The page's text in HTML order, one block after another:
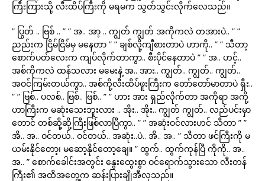
ကြီးကြားသို့ လီးထိပ်ကြီးကို မရမက သွတ်သွင်းလိုက်လေသည်။
” ပြွတ် .. ဗြစ် .. ” ” အ.. အာ့ .. ကျွတ် ကျွတ် အကိုကလဲ တအားပဲ.. ” ”
ညည်းက ငြိမ်ငြိမ်မှ မနေတာ ” ” ချစ်လို့ကျီစားတာပဲ ဟာကို.. ” ” သီတာ့
စောက်ပတ်လေးက ကျပ်လိုက်တာကွာ.. စီးပိုင်နေတာပဲ ” ” အ.. ဟင့်..
အစ်ကိုကလဲ ထန်သလား မမေးနဲ့ အ.. အား.. ကျွတ်.. ကျွတ်.. ကျွတ်..
အဝင်ကြမ်းတယ်ကွာ.. အစ်ကို့လီးထိပ်ဖူးကြီးက တော်တော်မာတာပဲ ရှီး..
” ” ဗြစ်.. ပလစ်.. ဗြစ်.. ဗြစ်.. ” ” ဟား အား ရှည်လိုက်တာ အကိုရာ အကို့
ဟာကြီးက မဆုံးသေးဘူးလား .. အိုး.. အိုး.. ကျွတ် ကျွတ်.. လည်ပင်းမှာ
တောင် တစ်ဆို့ဆို့ကြီးဖြစ်လာပြီကွာ.. ” ” အဆုံးဝင်လားဟင် သီတာ ” ”
အိ.. အ.. ဝင်တယ်.. ဝင်တယ်.. အဆုံး..ပဲ.. အိ.. အ.. ” သီတာ ဖင်ကြီးကို မ
ယမ်းနိုင်တော့၊ မဆော့နိုင်တော့ချေ။ ” ထွက်.. ထွက်ကုန်ပြီ ကိုကို.. အ..
အ.. ” စောက်ခေါင်းအတွင်း နွေးထွေးစွာ ဝင်ရောက်သွားသော လီးတန်
ကြီး၏ အထိအတွေ့က ဆန်းပြားချိုအီလှသည်။